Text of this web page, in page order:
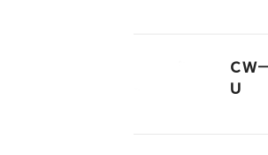
ＣＷ
Ｕ